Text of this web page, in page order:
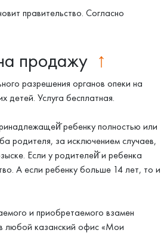
правительство. Согласно
продажу ↑
разрешения органов опеки на
детей. Услуга бесплатная.
ребенку полностью или
родителя, за исключением случаев,
Если у родителей̆ и ребенка
А если ребенку больше 14 лет, то и
и приобретаемого взамен
любой казанский офис «Мои